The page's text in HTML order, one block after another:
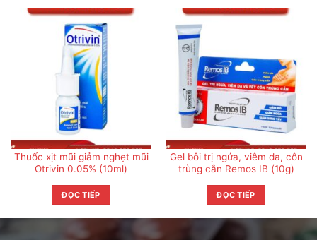
Thuốc xịt mũi giảm nghẹt mũi
Otrivin 0.05% (10ml)
ĐỌC TIẾP
Gel bôi trị ngứa, viêm da, côn
trùng cắn Remos IB (10g)
ĐỌC TIẾP